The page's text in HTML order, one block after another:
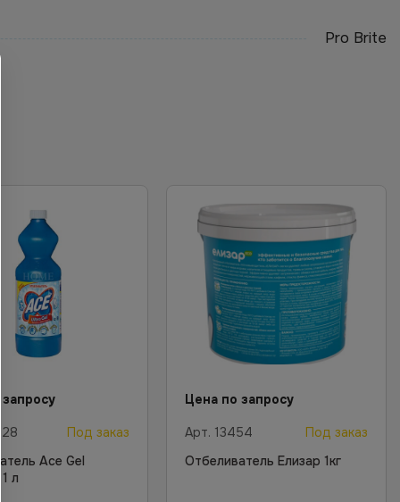
Pro Brite
Под заказ
Ace Gel
л
Цена по запросу
Арт. 13454
Под заказ
Отбеливатель Елизар 1кг